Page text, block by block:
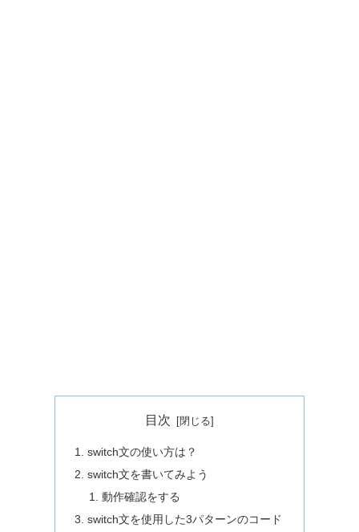
目次
switch文の使い方は？
switch文を書いてみよう
動作確認をする
switch文を使用した3パターンのコード